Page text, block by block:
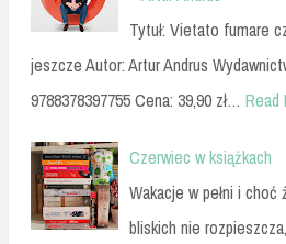
Tytuł: Vietato fumare
jeszcze Autor: Artur Andrus
9788378397755 Cena: 39,90 zł… Read
Czerwiec w książkach
Wakacje w pełni i
bliskich nie